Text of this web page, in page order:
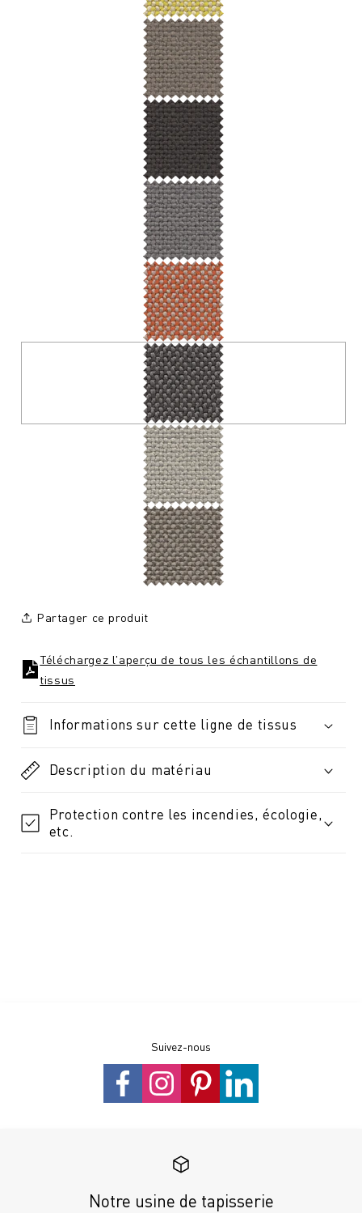
Partager ce produit
Téléchargez l'aperçu de tous les échantillons de
tissus
Informations sur cette ligne de tissus
Description du matériau
Protection contre les incendies, écologie,
etc.
Suivez-nous
Notre usine de tapisserie